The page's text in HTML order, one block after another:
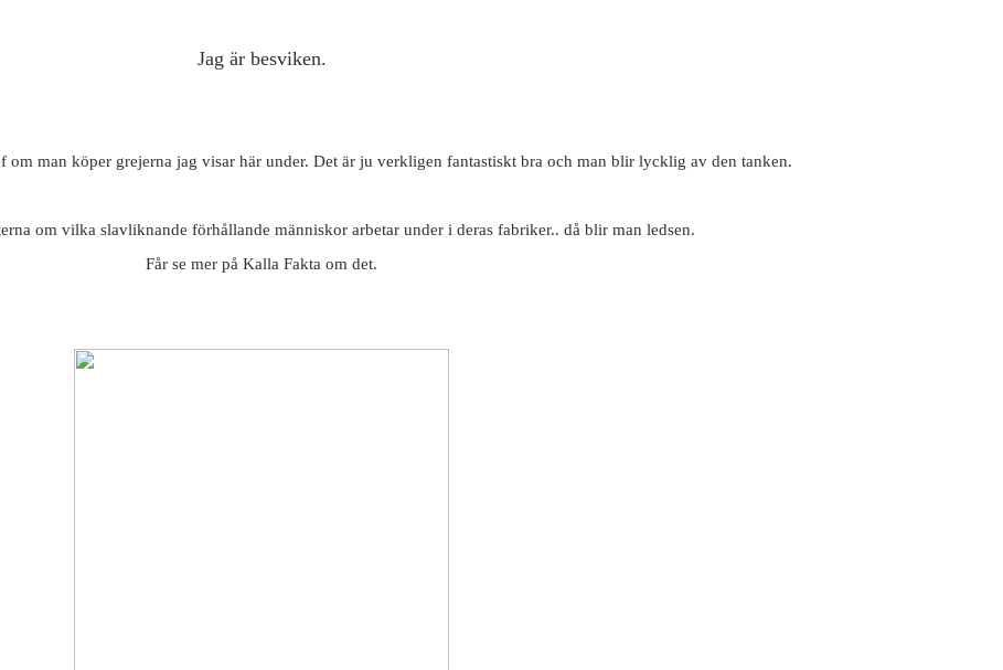
Jag är besviken.
man köper grejerna jag visar här under. Det är ju verkligen fantastiskt bra och man blir lycklig av den tanken.
om vilka slavliknande förhållande människor arbetar under i deras fabriker.. då blir man ledsen.
Får se mer på Kalla Fakta om det.